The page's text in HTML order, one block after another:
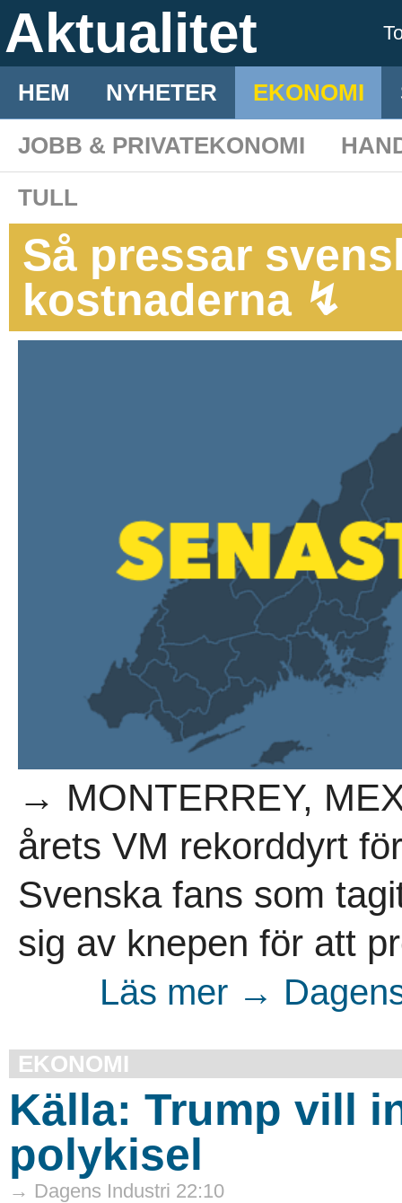
Aktualitet
HEM NYHETER EKONOMI
JOBB & PRIVATEKONOMI
TULL
Så pressar
kostnaderna ↯
→ MONTERREY,
årets VM rekorddyrt
Svenska fans som
sig av knepen för att
Läs mer →
EKONOMI
Källa: Trump vill
polykisel
→ Dagens Industri 22:10